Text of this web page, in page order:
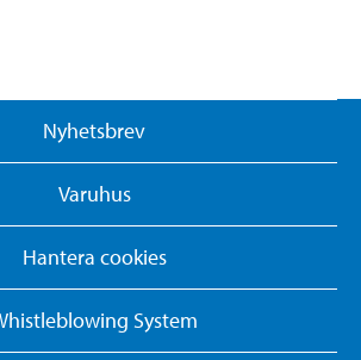
Nyhetsbrev
Varuhus
Hantera cookies
System